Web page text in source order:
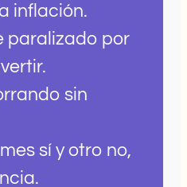
inflación.
paralizado por
sin
sí y otro no,